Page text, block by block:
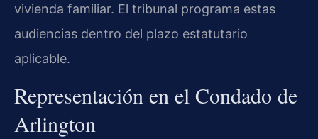
vivienda familiar. El tribunal programa estas
audiencias dentro del plazo estatutario
aplicable.
Representación en el Condado de
Arlington